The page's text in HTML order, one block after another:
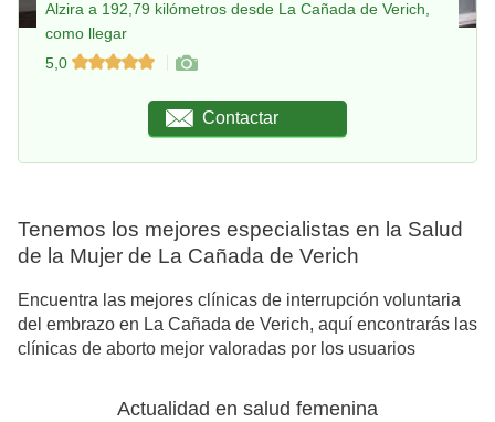
Alzira a 192,79 kilómetros desde La Cañada de Verich,
como llegar
5,0
Contactar
Tenemos los mejores especialistas en la Salud
de la Mujer de La Cañada de Verich
Encuentra las mejores clínicas de interrupción voluntaria
del embrazo en La Cañada de Verich, aquí encontrarás las
clínicas de aborto mejor valoradas por los usuarios
Actualidad en salud femenina